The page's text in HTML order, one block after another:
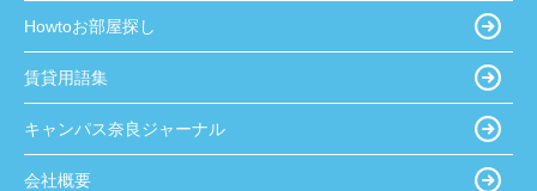
Howtoお部屋探し
賃貸用語集
キャンパス奈良ジャーナル
会社概要